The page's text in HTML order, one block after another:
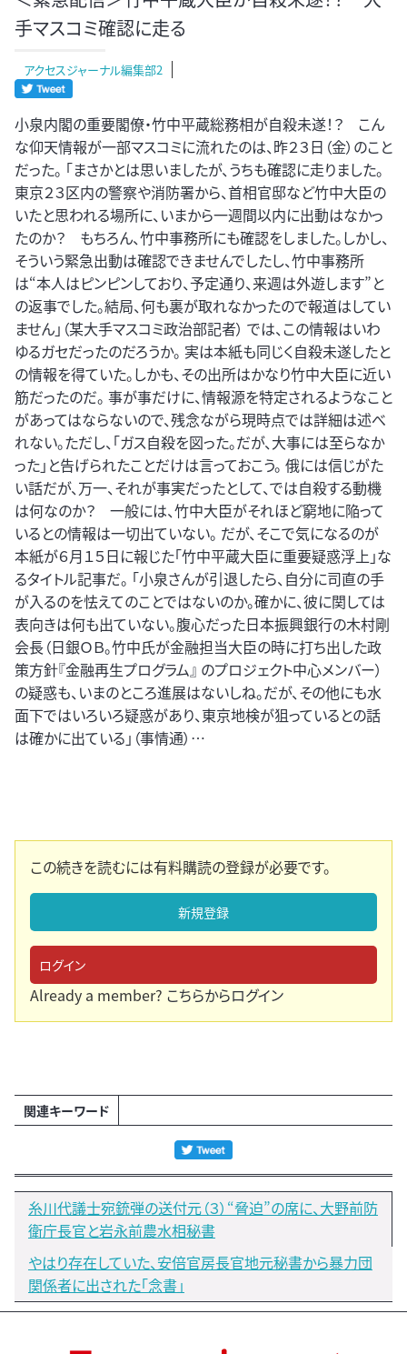
手マスコミ確認に走る
アクセスジャーナル編集部2
小泉内閣の重要閣僚・竹中平蔵総務相が自殺未遂！？ こん
な仰天情報が一部マスコミに流れたのは、昨２３日（金）のこと
だった。 「まさかとは思いましたが、うちも確認に走りました。
東京２３区内の警察や消防署から、首相官邸など竹中大臣の
いたと思われる場所に、いまから一週間以内に出動はなかっ
たのか？ もちろん、竹中事務所にも確認をしました。しかし、
そういう緊急出動は確認できませんでしたし、竹中事務所
は“本人はピンピンしており、予定通り、来週は外遊します”と
の返事でした。結局、何も裏が取れなかったので報道はしてい
ません」（某大手マスコミ政治部記者） では、この情報はいわ
ゆるガセだったのだろうか。 実は本紙も同じく自殺未遂したと
の情報を得ていた。しかも、その出所はかなり竹中大臣に近い
筋だったのだ。 事が事だけに、情報源を特定されるようなこと
があってはならないので、残念ながら現時点では詳細は述べ
れない。ただし、「ガス自殺を図った。だが、大事には至らなか
った」と告げられたことだけは言っておこう。 俄には信じがた
い話だが、万一、それが事実だったとして、では自殺する動機
は何なのか？ 一般には、竹中大臣がそれほど窮地に陥って
いるとの情報は一切出ていない。 だが、そこで気になるのが
本紙が６月１５日に報じた「竹中平蔵大臣に重要疑惑浮上」な
るタイトル記事だ。 「小泉さんが引退したら、自分に司直の手
が入るのを怯えてのことではないのか。確かに、彼に関しては
表向きは何も出ていない。腹心だった日本振興銀行の木村剛
会長（日銀ＯＢ。竹中氏が金融担当大臣の時に打ち出した政
策方針『金融再生プログラム』 のプロジェクト中心メンバー）
の疑惑も、いまのところ進展はないしね。だが、その他にも水
面下ではいろいろ疑惑があり、東京地検が狙っているとの話
は確かに出ている」（事情通）…
この続きを読むには有料購読の登録が必要です。
新規登録
ログイン
Already a member? こちらからログイン
関連キーワード
糸川代議士宛銃弾の送付元（３）“脅迫”の席に、大野前防
衛庁長官と岩永前農水相秘書
やはり存在していた、安倍官房長官地元秘書から暴力団
関係者に出された「念書」